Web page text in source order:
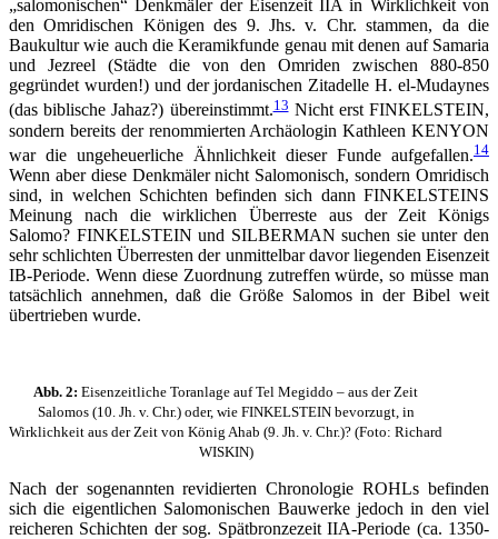
„salomonischen“ Denkmäler der Eisenzeit IIA in Wirklichkeit von
den Omridischen Königen des 9. Jhs. v. Chr. stammen, da die
Baukultur wie auch die Keramikfunde genau mit denen auf Samaria
und Jezreel (Städte die von den Omriden zwischen 880-850
gegründet wurden!) und der jordanischen Zitadelle H. el-Mudaynes
(das biblische Jahaz?) übereinstimmt.13Nicht erst FINKELSTEIN,
sondern bereits der renommierten Archäologin Kathleen KENYON
war die ungeheuerliche Ähnlichkeit dieser Funde aufgefallen.14
Wenn aber diese Denkmäler nicht Salomonisch, sondern Omridisch
sind, in welchen Schichten befinden sich dann FINKELSTEINS
Meinung nach die wirklichen Überreste aus der Zeit Königs
Salomo? FINKELSTEIN und SILBERMAN suchen sie unter den
sehr schlichten Überresten der unmittelbar davor liegenden Eisenzeit
IB-Periode. Wenn diese Zuordnung zutreffen würde, so müsse man
tatsächlich annehmen, daß die Größe Salomos in der Bibel weit
übertrieben wurde.
Abb. 2: Eisenzeitliche Toranlage auf Tel Megiddo – aus der Zeit
Salomos (10. Jh. v. Chr.) oder, wie FINKELSTEIN bevorzugt, in
Wirklichkeit aus der Zeit von König Ahab (9. Jh. v. Chr.)? (Foto: Richard
WISKIN)
Nach der sogenannten revidierten Chronologie ROHLs befinden
sich die eigentlichen Salomonischen Bauwerke jedoch in den viel
reicheren Schichten der sog. Spätbronzezeit IIA-Periode (ca. 1350-